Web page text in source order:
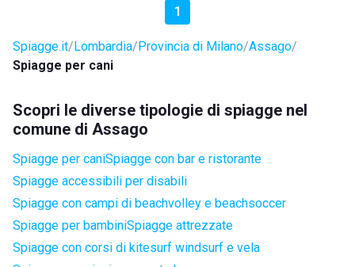
1
Spiagge.it Lombardia Provincia di Milano Assago
Spiagge per cani
Scopri le diverse tipologie di spiagge nel
comune di Assago
Spiagge per caniSpiagge con bar e ristorante
Spiagge accessibili per disabili
Spiagge con campi di beachvolley e beachsoccer
Spiagge per bambiniSpiagge attrezzate
Spiagge con corsi di kitesurf windsurf e vela